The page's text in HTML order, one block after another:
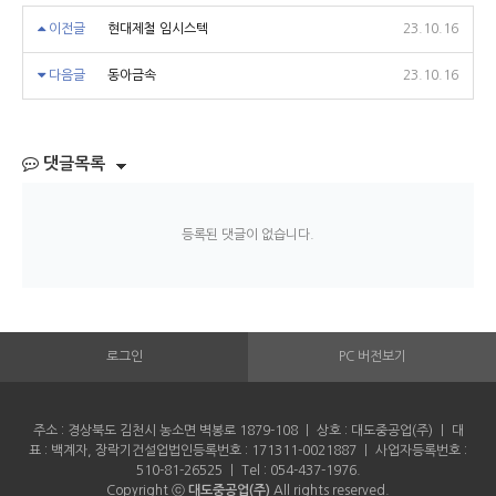
이전글 현대제철 임시스텍 23.10.16
다음글 동아금속 23.10.16
댓글목록
등록된 댓글이 없습니다.
로그인 PC 버전보기
주소 : 경상북도 김천시 농소면 벽봉로 1879-108 ㅣ 상호 : 대도중공업(주) ㅣ 대
표 : 백계자, 장락기건설업법인등록번호 : 171311-0021887 ㅣ 사업자등록번호 :
510-81-26525 ㅣ Tel : 054-437-1976.
Copyright ⓒ 대도중공업(주) All rights reserved.